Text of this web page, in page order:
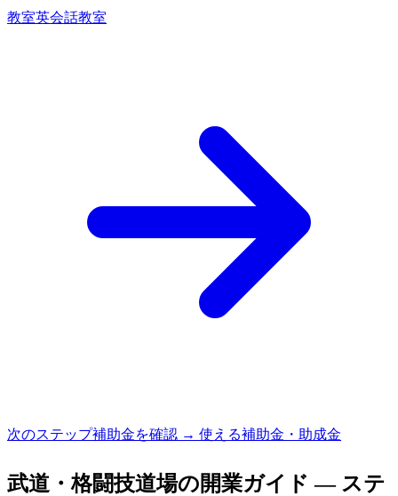
教室英会話教室
次のステップ補助金を確認 → 使える補助金・助成金
武道・格闘技道場の開業ガイド — ステ